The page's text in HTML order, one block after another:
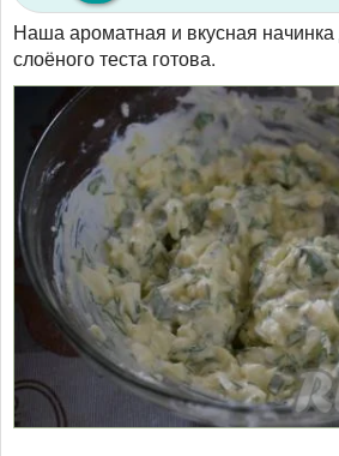
Наша ароматная и вкусная начинка
слоёного теста готова.